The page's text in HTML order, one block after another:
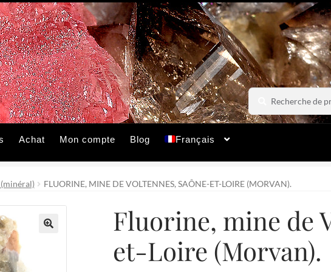
Recherche
pour :
Recherche
Achat Mon compte Blog Français
FLUORINE, MINE DE VOLTENNES, SAÔNE-ET-LOIRE (MORVAN).
Fluorine, mine de
et-Loire (Morvan).